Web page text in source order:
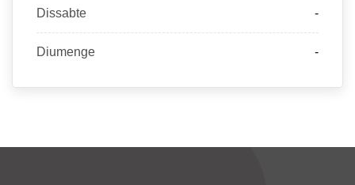
Dissabte -
Diumenge -